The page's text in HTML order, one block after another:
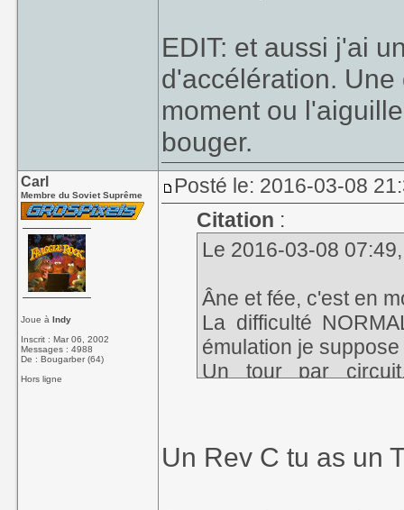
EDIT: et aussi j'ai
d'accélération.
moment ou
bouger.
Carl
Membre du Soviet Suprême
Joue àIndy
Inscrit : Mar 06, 2002
Messages : 4988
De : Bougarber (64)
Hors ligne
Posté le: 2016-03-08
Citation :
Le 2016-03-08
Âne et fée, c'est en
La difficulté
émulation je
Un tour par
Si je ne m'abuse
change quelque
Un Rev C tu as un